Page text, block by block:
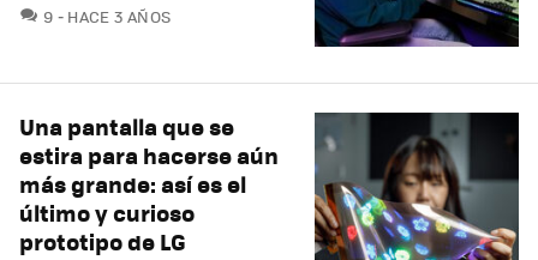
9 COMENTARIOS
HACE 3 AÑOS
Una pantalla que se
estira para hacerse aún
más grande: así es el
último y curioso
prototipo de LG